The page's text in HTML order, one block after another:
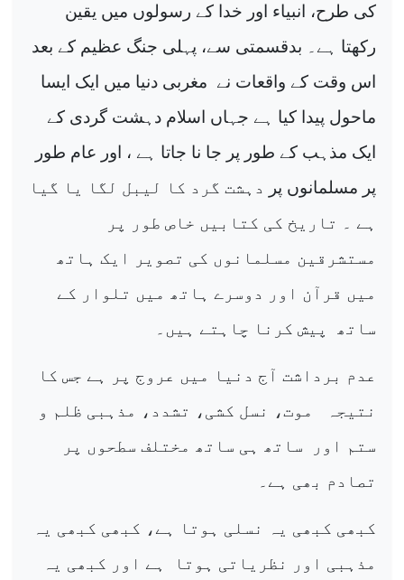
کی طرح، انبیاء اور خدا کے رسولوں میں یقین
رکھتا ہے۔ بدقسمتی سے، پہلی جنگ عظیم کے بعد
اس وقت کے واقعات نے مغربی دنیا میں ایک ایسا
ماحول پیدا کیا ہے جہاں اسلام دہشت گردی کے
ایک مذہب کے طور پر جا نا جاتا ہے ، اور عام طور
پر مسلمانوں پر
دہشت گرد کا لیبل لگا یا گیا
ہے ۔ تاریخ کی کتابیں خاص طور پر
مستشرقین مسلمانوں کی تصویر ایک ہاتھ
میں قرآن اور دوسرے ہاتھ میں تلوار کے
ساتھ
پیش کرنا چاہتے ہیں۔
عدم برداشت آج دنیا میں عروج پر ہے جس کا
نتیجہ
موت، نسل کشی، تشدد، مذہبی ظلم و
ستم اور
ساتھ ہی ساتھ مختلف سطحوں پر
تصادم بھی ہے۔
کبھی کبھی یہ نسلی ہوتا ہے، کبھی کبھی یہ
مذہبی اور نظریاتی ہوتا
ہے اور کبھی یہ